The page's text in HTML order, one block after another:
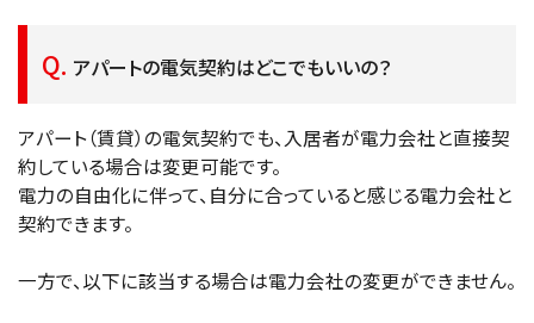
アパートの電気契約はどこでもいいの？
アパート（賃貸）の電気契約でも、入居者が電力会社と直接契
約している場合は変更可能です。
電力の自由化に伴って、自分に合っていると感じる電力会社と
契約できます。
一方で、以下に該当する場合は電力会社の変更ができません。